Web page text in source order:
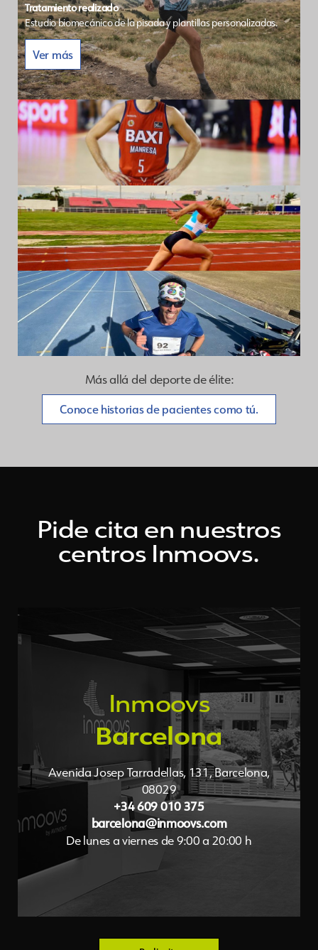
Tratamiento realizado
Estudio biomecánico de la pisada y plantillas personalizadas.
Ver más
Más allá del deporte de élite:
Conoce historias de pacientes como tú.
Pide cita en nuestros
centros Inmoovs.
Inmoovs
Barcelona
Avenida Josep Tarradellas, 131, Barcelona,
08029
+34 609 010 375
barcelona@inmoovs.com
De lunes a viernes de 9:00 a 20:00 h
Podologia Inmoovs Barcelona
5.0
Basado en 100 reseñas.
powered by
G
o
o
g
e
valóranos en